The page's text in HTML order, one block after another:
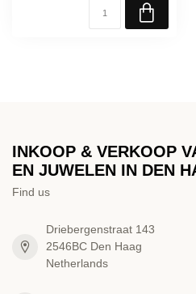
INKOOP & VERKOOP
EN JUWELEN IN DEN
Find us
Driebergenstraat 143
2546BC Den Haag
Netherlands